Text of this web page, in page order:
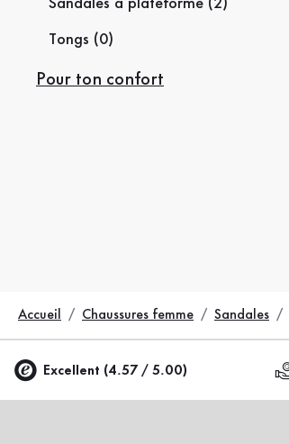
Sandales à plateforme (2)
Tongs (0)
Pour ton confort
Accueil Chaussures femme Sandales
Excellent (4.57 / 5.00)